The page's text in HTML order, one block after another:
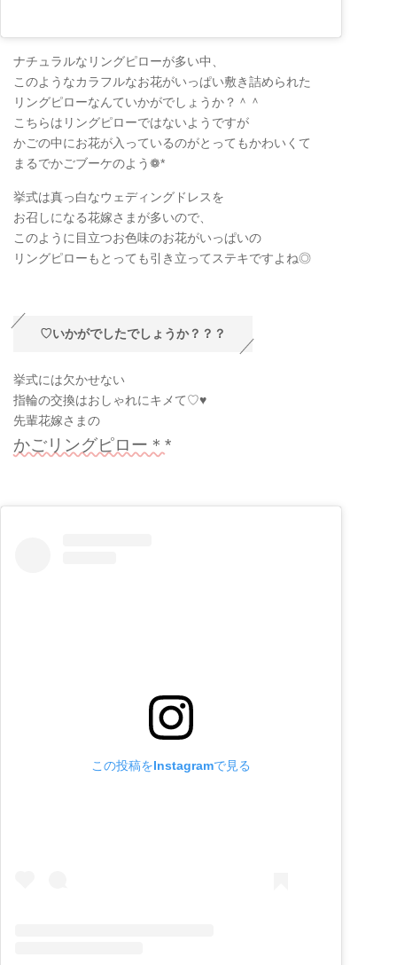
ナチュラルなリングピローが多い中、
このようなカラフルなお花がいっぱい敷き詰められた
リングピローなんていかがでしょうか？＾＾
こちらはリングピローではないようですが
かごの中にお花が入っているのがとってもかわいくて
まるでかごブーケのよう❁*
挙式は真っ白なウェディングドレスを
お召しになる花嫁さまが多いので、
このように目立つお色味のお花がいっぱいの
リングピローもとっても引き立ってステキですよね◎
♡いかがでしたでしょうか？？？
挙式には欠かせない
指輪の交換はおしゃれにキメて♡♥
先輩花嫁さまの
かごリングピロー＊*
この投稿をInstagramで見る